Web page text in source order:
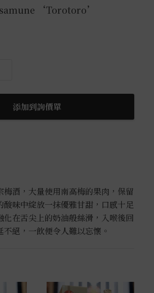
‘Torotoro’
添加到詢價單
梅酒，大量使用南高梅的果肉，保留
酸味中綻放一抹優雅甘甜，口感十足
化在舌尖上的奶油般絲滑，入喉後回
絕，一飲便令人難以忘懷。